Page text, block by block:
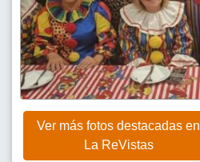
Ver más fotos destacadas en
La ReVistas